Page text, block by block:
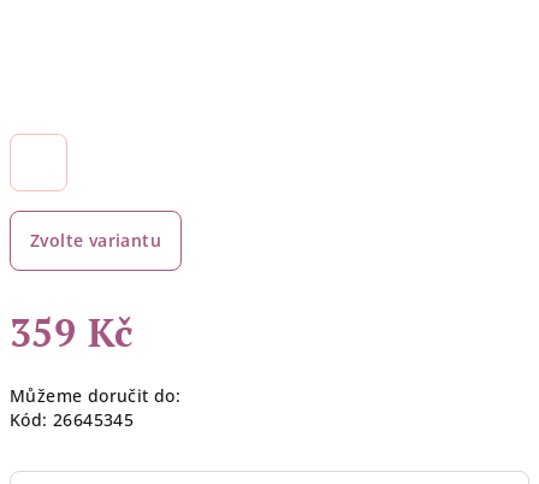
Zvolte variantu
359 Kč
cena:
Můžeme doručit do:
Kód: 26645345